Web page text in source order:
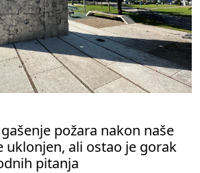
požara nakon naše
uklonjen, ali ostao je gorak
pitanja